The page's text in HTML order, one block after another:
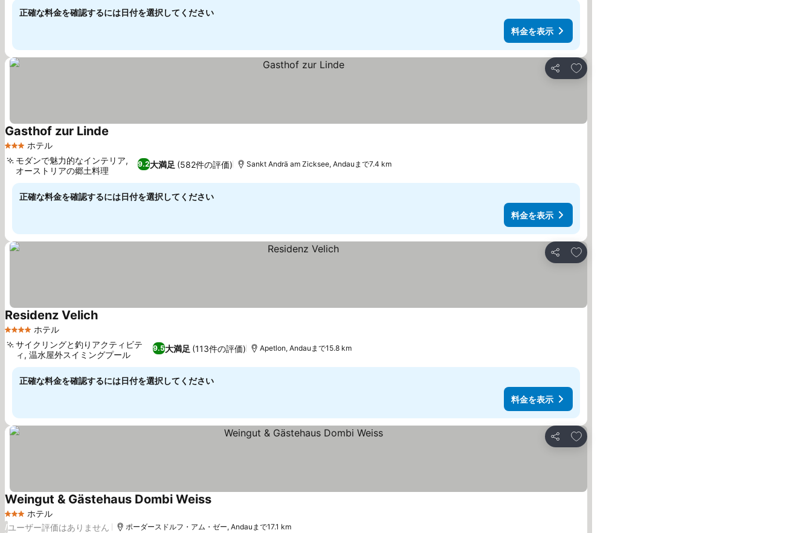
正確な料金を確認するには日付を選択してください
料金を表示
シェア
お気に入りに追加
3 ホテルのランク
ホテル
Gasthof zur Linde
9.2大満足 (582件の評価)
モダンで魅力的なインテリア,
オーストリアの郷土料理
Sankt Andrä am Zicksee, Andauまで7.4 km
正確な料金を確認するには日付を選択してください
料金を表示
シェア
お気に入りに追加
4 ホテルのランク
ホテル
Residenz Velich料金を表示
9.5大満足 (113件の評価)
サイクリングと釣りアクティビテ
ィ, 温水屋外スイミングプール
Apetlon, Andauまで15.8 km
正確な料金を確認するには日付を選択してください
料金を表示
シェア
お気に入りに追加
3 ホテルのランク
ホテル
Weingut & Gästehaus Dombi Weiss料金を表示
/ユーザー評価はありません ポーダースドルフ・アム・ゼー, Andauまで17.1 km